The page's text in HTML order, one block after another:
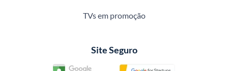
TVs em promoção
Site Seguro